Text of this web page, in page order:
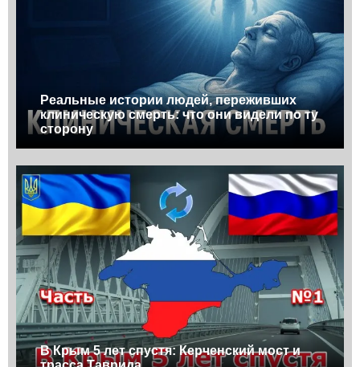
Реальные истории людей, переживших
клиническую смерть: что они видели по ту
сторону
В Крым 5 лет спустя: Керченский мост и